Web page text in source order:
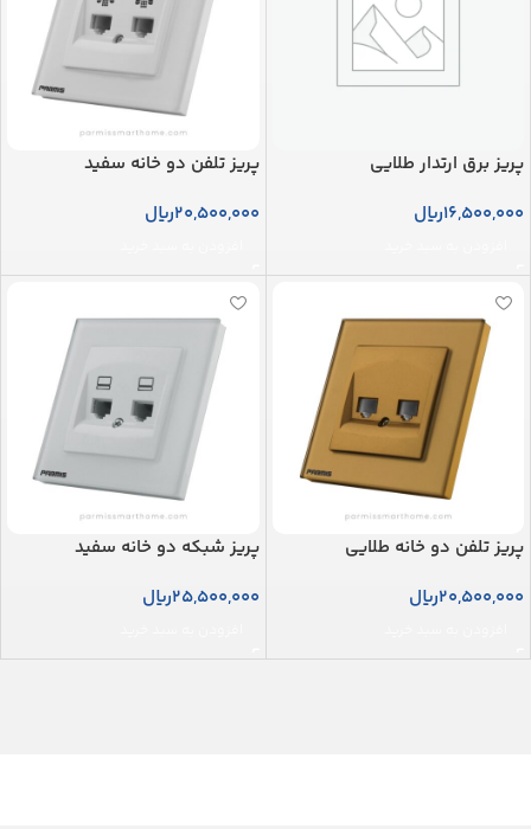
پریز برق ارتدار طلایی
16,500,000ریال
پریز تلفن دو خانه سفید
20,500,000ریال
پریز تلفن دو خانه طلایی
20,500,000ریال
پریز شبکه دو خانه سفید
25,500,000ریال